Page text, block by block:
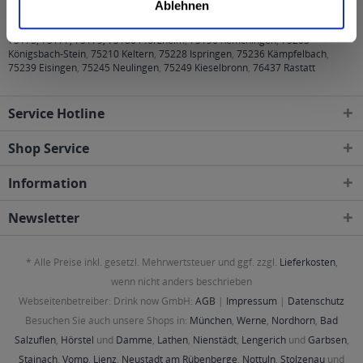
Ablehnen
60385 Frankfurt am Main,65462 Ginsheim-Gustavsburg,75172, 75173,
75175, 75177, 75179, 75180 Pforzheim,75196 Remchingen,75203
Königsbach-Stein, 75210 Keltern, 75228 Ispringen, 75236 Kämpfelbach,
75239 Eisingen, 75245 Neulingen, 75249 Kieselbronn, 76437 Rastatt
Service Hotline
Shop Service
Information
Newsletter
* Alle Preise inkl. gesetzl. Mehrwertsteuer und ggf. zzgl. Lieferkosten,
wenn nicht anders beschrieben
Webseitenbetreiber: Drink now GmbH: AGB | Impressum | Datenschutz
Besuchen Sie auch unsere Shops in: München, Werne, Nordhorn, Bad
Salzuflen, Hörstel und Damme, Lathen, Nienstädt, Lengerichund Garbsen,
Stainach, Vomp, Lienz, Neustadt am Rübenberge, Nottuln, Stolzenau und